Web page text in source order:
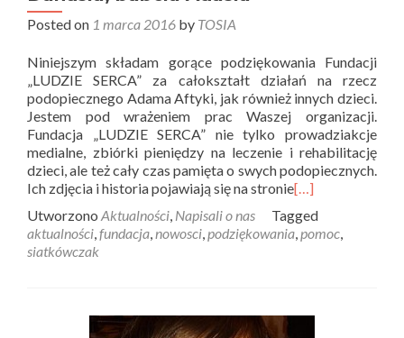
Posted on 1 marca 2016 by TOSIA
Niniejszym składam gorące podziękowania Fundacji
„LUDZIE SERCA” za całokształt działań na rzecz
podopiecznego Adama Aftyki, jak również innych dzieci.
Jestem pod wrażeniem prac Waszej organizacji.
Fundacja „LUDZIE SERCA” nie tylko prowadziakcje
medialne, zbiórki pieniędzy na leczenie i rehabilitację
dzieci, ale też cały czas pamięta o swych podopiecznych.
Ich zdjęcia i historia pojawiają się na stronie[…]
Utworzono Aktualności, Napisali o nas
Tagged
aktualności,fundacja,nowosci,podziękowania,pomoc,
siatkówczak